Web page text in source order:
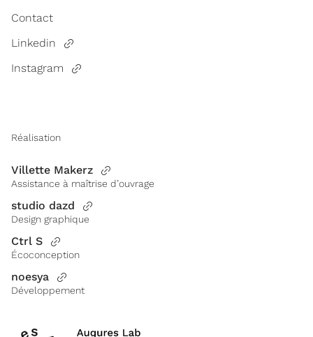
Contact
Linkedin
Instagram
Réalisation
Villette Makerz
Assistance à maîtrise d’ouvrage
studio dazd
Design graphique
Ctrl S
Écoconception
noesya
Développement